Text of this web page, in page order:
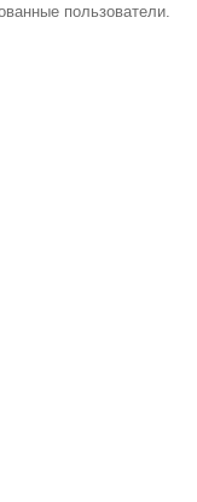
пользователи.